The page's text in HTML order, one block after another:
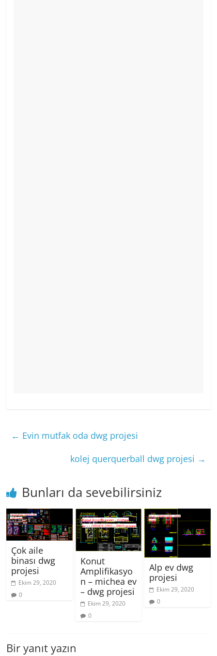
← Evin mutfak oda dwg projesi
kolej querquerball dwg projesi →
Bunları da sevebilirsiniz
Çok aile
binası dwg
projesi
Ekim 29, 2020
0
Konut
Amplifikasyo
n – michea ev
– dwg projesi
Ekim 29, 2020
0
Alp ev dwg
projesi
Ekim 29, 2020
0
Bir yanıt yazın